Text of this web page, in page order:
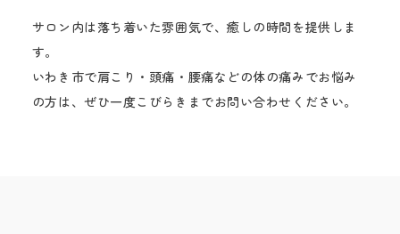
サロン内は落ち着いた雰囲気で、癒しの時間を提供しま
す。
いわき市で肩こり・頭痛・腰痛などの体の痛みでお悩み
の方は、ぜひ一度こびらきまでお問い合わせください。